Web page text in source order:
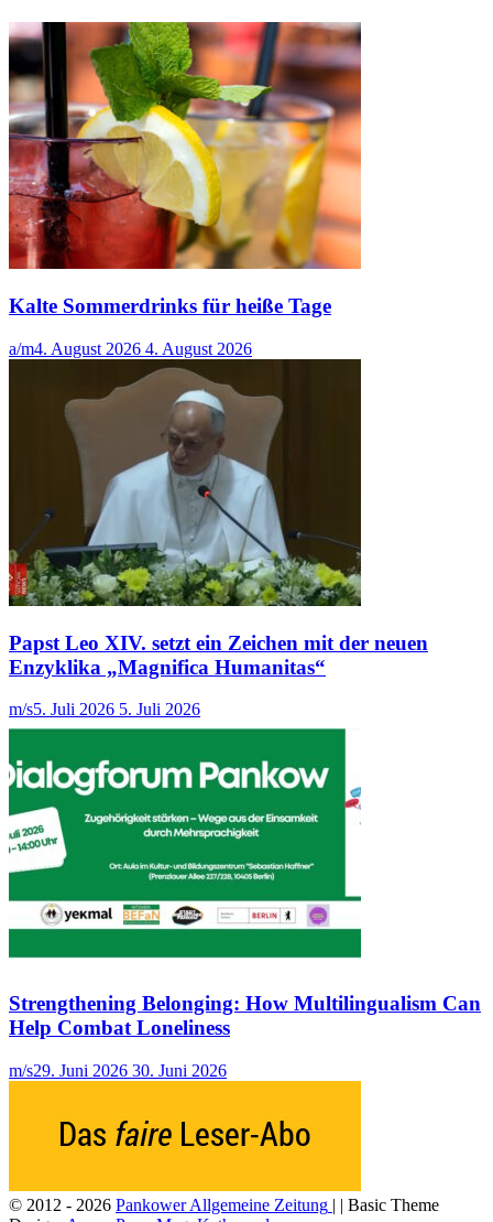
Kalte Sommerdrinks für heiße Tage
a/m4. August 2026 4. August 2026
Papst Leo XIV. setzt ein Zeichen mit der neuen
Enzyklika „Magnifica Humanitas“
m/s5. Juli 2026 5. Juli 2026
Strengthening Belonging: How Multilingualism Can
Help Combat Loneliness
m/s29. Juni 2026 30. Juni 2026
© 2012 - 2026 Pankower Allgemeine Zeitung | | Basic Theme